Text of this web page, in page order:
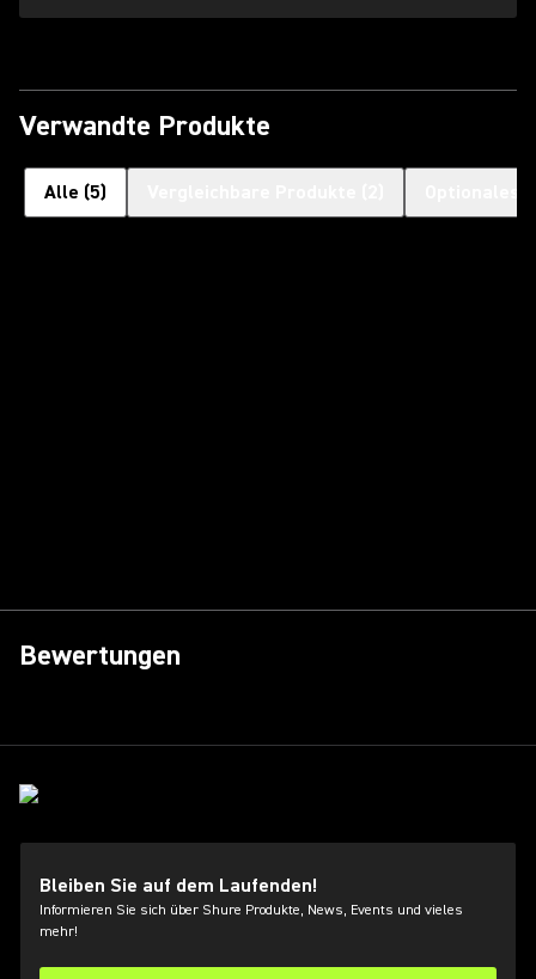
Verwandte Produkte
Alle (5)
Bewertungen
Bleiben Sie auf dem Laufenden!
Informieren Sie sich über Shure Produkte, News, Events und vieles
mehr!